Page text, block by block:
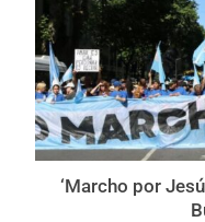
‘Marcho por